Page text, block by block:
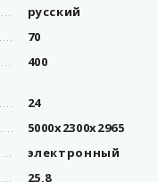
русский
70
400
24
5000x2300x2965
электронный
25,8